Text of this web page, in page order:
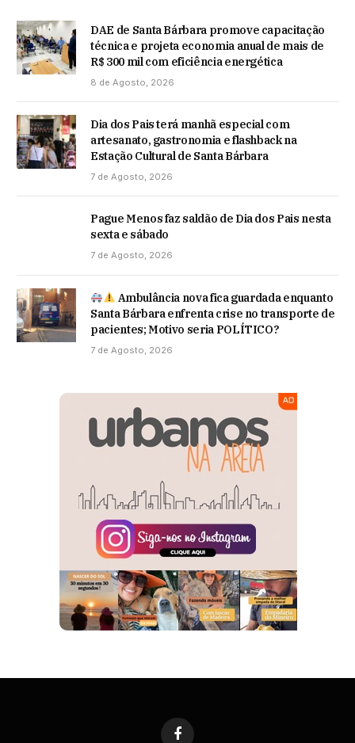
DAE de Santa Bárbara promove capacitação
técnica e projeta economia anual de mais de
R$ 300 mil com eficiência energética
8 de Agosto, 2026
Dia dos Pais terá manhã especial com
artesanato, gastronomia e flashback na
Estação Cultural de Santa Bárbara
7 de Agosto, 2026
Pague Menos faz saldão de Dia dos Pais nesta
sexta e sábado
7 de Agosto, 2026
Ambulância nova fica guardada enquanto
Santa Bárbara enfrenta crise no transporte de
pacientes; Motivo seria POLÍTICO?
7 de Agosto, 2026
Facebook